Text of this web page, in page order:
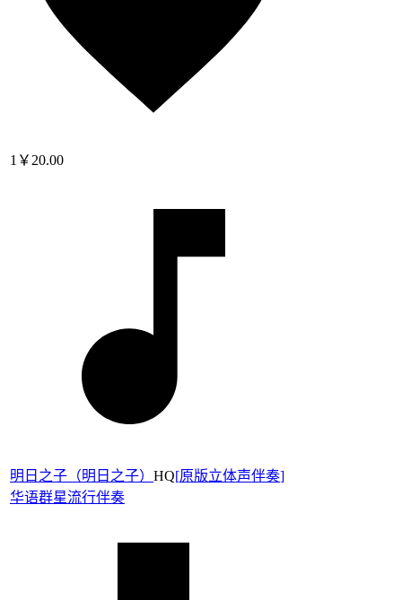
1 ￥20.00
明日之子（明日之子） HQ[原版立体声伴奏]
华语群星流行伴奏